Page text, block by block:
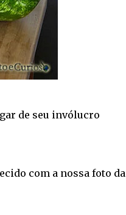
de seu invólucro
com a nossa foto da